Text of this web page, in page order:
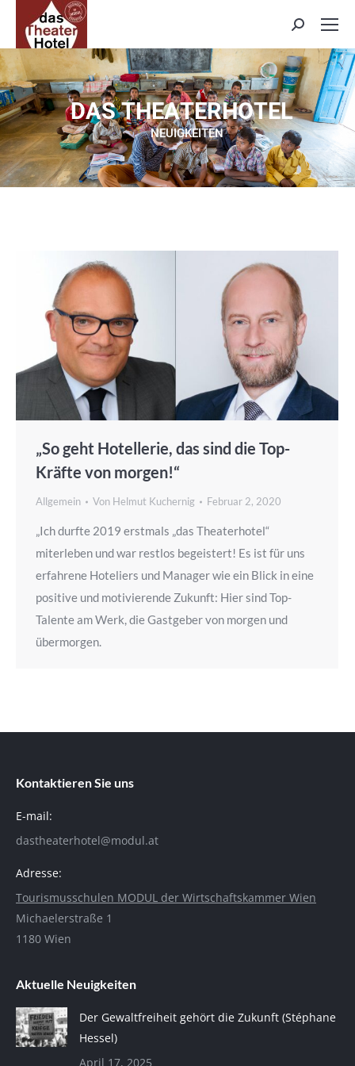
Search:
DAS THEATERHOTEL
NEUIGKEITEN
„So geht Hotellerie, das sind die Top-
Kräfte von morgen!“
Allgemein Von Helmut Kuchernig Februar 2, 2020
„Ich durfte 2019 erstmals „das Theaterhotel“
miterleben und war restlos begeistert! Es ist für uns
erfahrene Hoteliers und Manager wie ein Blick in eine
positive und motivierende Zukunft: Hier sind Top-
Talente am Werk, die Gastgeber von morgen und
übermorgen.
Kontaktieren Sie uns
E-mail:
dastheaterhotel@modul.at
Adresse:
Tourismusschulen MODUL der Wirtschaftskammer Wien
Michaelerstraße 1
1180 Wien
Aktuelle Neuigkeiten
Der Gewaltfreiheit gehört die Zukunft (Stéphane
Hessel)
April 17, 2025